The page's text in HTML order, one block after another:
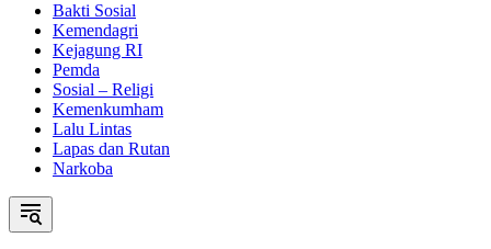
Bakti Sosial
Kemendagri
Kejagung RI
Pemda
Sosial – Religi
Kemenkumham
Lalu Lintas
Lapas dan Rutan
Narkoba